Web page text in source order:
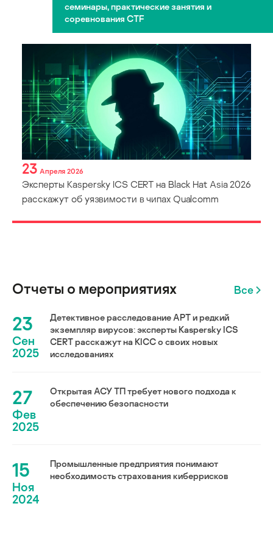
семинары, практические занятия и
соревнования CTF
23 Апреля 2026
Эксперты Kaspersky ICS CERT на Black Hat Asia 2026
расскажут об уязвимости в чипах Qualcomm
Отчеты о мероприятиях Все
23
Сен
2025
Детективное расследование АРТ и редкий
экземпляр вирусов: эксперты Kaspersky ICS
CERT расскажут на KICC о своих новых
исследованиях
27
Фев
2025
Открытая АСУ ТП требует нового подхода к
обеспечению безопасности
15
Ноя
2024
Промышленные предприятия понимают
необходимость страхования киберрисков